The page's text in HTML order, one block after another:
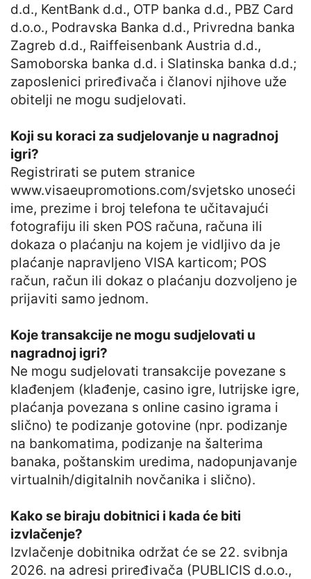
d.d., KentBank d.d., OTP banka d.d., PBZ Card
d.o.o., Podravska Banka d.d., Privredna banka
Zagreb d.d., Raiffeisenbank Austria d.d.,
Samoborska banka d.d. i Slatinska banka d.d.;
zaposlenici priređivača i članovi njihove uže
obitelji ne mogu sudjelovati.
Koji su koraci za sudjelovanje u nagradnoj
igri?
Registrirati se putem stranice
www.visaeupromotions.com/svjetsko unoseći
ime, prezime i broj telefona te učitavajući
fotografiju ili sken POS računa, računa ili
dokaza o plaćanju na kojem je vidljivo da je
plaćanje napravljeno VISA karticom; POS
račun, račun ili dokaz o plaćanju dozvoljeno je
prijaviti samo jednom.
Koje transakcije ne mogu sudjelovati u
nagradnoj igri?
Ne mogu sudjelovati transakcije povezane s
klađenjem (klađenje, casino igre, lutrijske igre,
plaćanja povezana s online casino igrama i
slično) te podizanje gotovine (npr. podizanje
na bankomatima, podizanje na šalterima
banaka, poštanskim uredima, nadopunjavanje
virtualnih/digitalnih novčanika i slično).
Kako se biraju dobitnici i kada će biti
izvlačenje?
Izvlačenje dobitnika održat će se 22. svibnja
2026. na adresi priređivača (PUBLICIS d.o.o.,